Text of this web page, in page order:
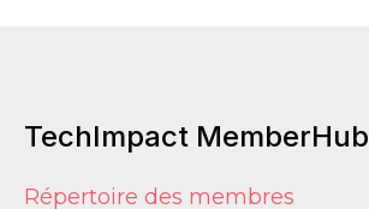
TechImpact MemberHub
Répertoire des membres